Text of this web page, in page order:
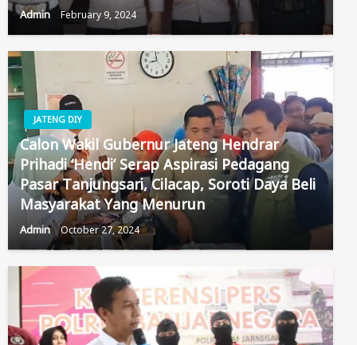
Admin February 9, 2024
JATENG DIY
Calon Wakil Gubernur Jateng Hendrar
Prihadi ‘Hendi’ Serap Aspirasi Pedagang
Pasar Tanjungsari, Cilacap, Soroti Daya Beli
Masyarakat Yang Menurun
Admin October 27, 2024